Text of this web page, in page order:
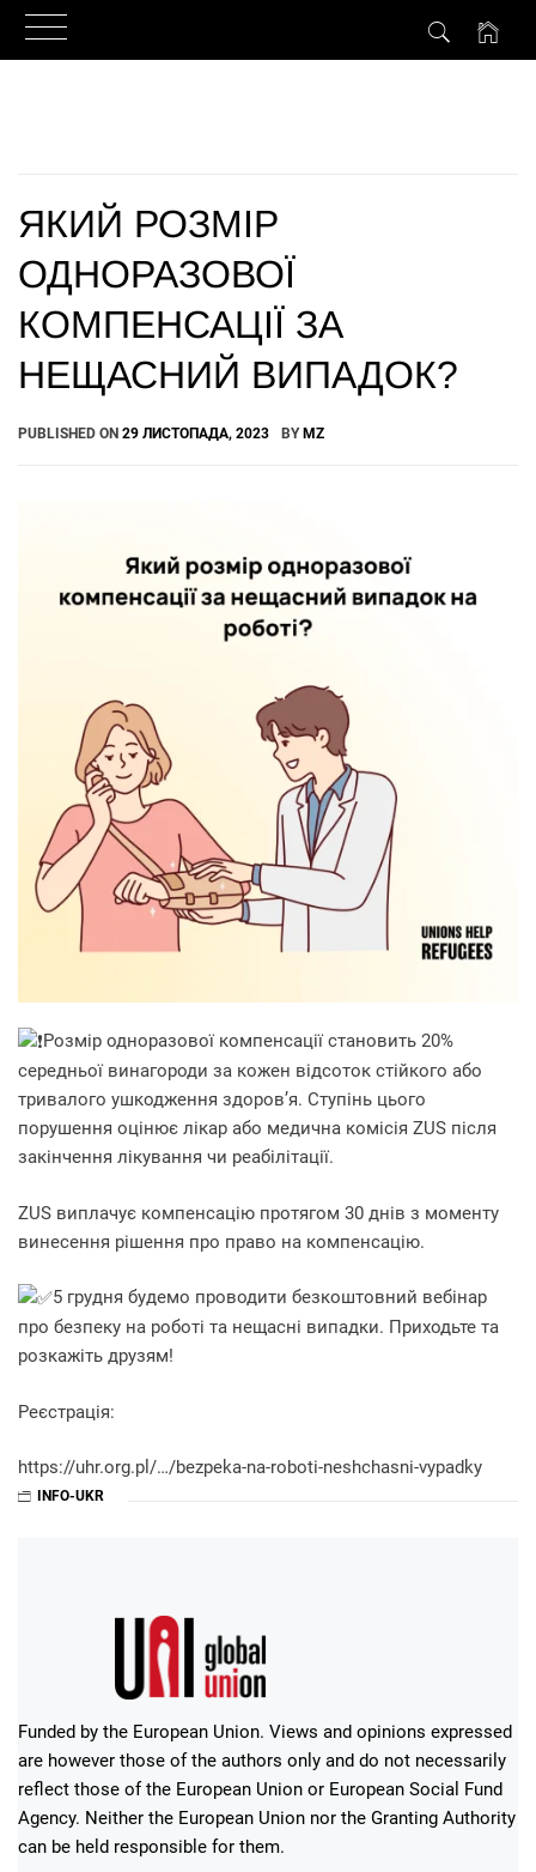
ЯКИЙ РОЗМІР
ОДНОРАЗОВОЇ
КОМПЕНСАЦІЇ ЗА
НЕЩАСНИЙ ВИПАДОК?
PUBLISHED ON 29 ЛИСТОПАДА, 2023 BYMZ
Розмір одноразової компенсації становить 20%
середньої винагороди за кожен відсоток стійкого або
тривалого ушкодження здоров’я. Ступінь цього
порушення оцінює лікар або медична комісія ZUS після
закінчення лікування чи реабілітації.
ZUS виплачує компенсацію протягом 30 днів з моменту
винесення рішення про право на компенсацію.
5 грудня будемо проводити безкоштовний вебінар
про безпеку на роботі та нещасні випадки. Приходьте та
розкажіть друзям!
Реєстрація:
https://uhr.org.pl/…/bezpeka-na-roboti-neshchasni-vypadky
INFO-UKR
Funded by the European Union. Views and opinions expressed
are however those of the authors only and do not necessarily
reflect those of the European Union or European Social Fund
Agency. Neither the European Union nor the Granting Authority
can be held responsible for them.